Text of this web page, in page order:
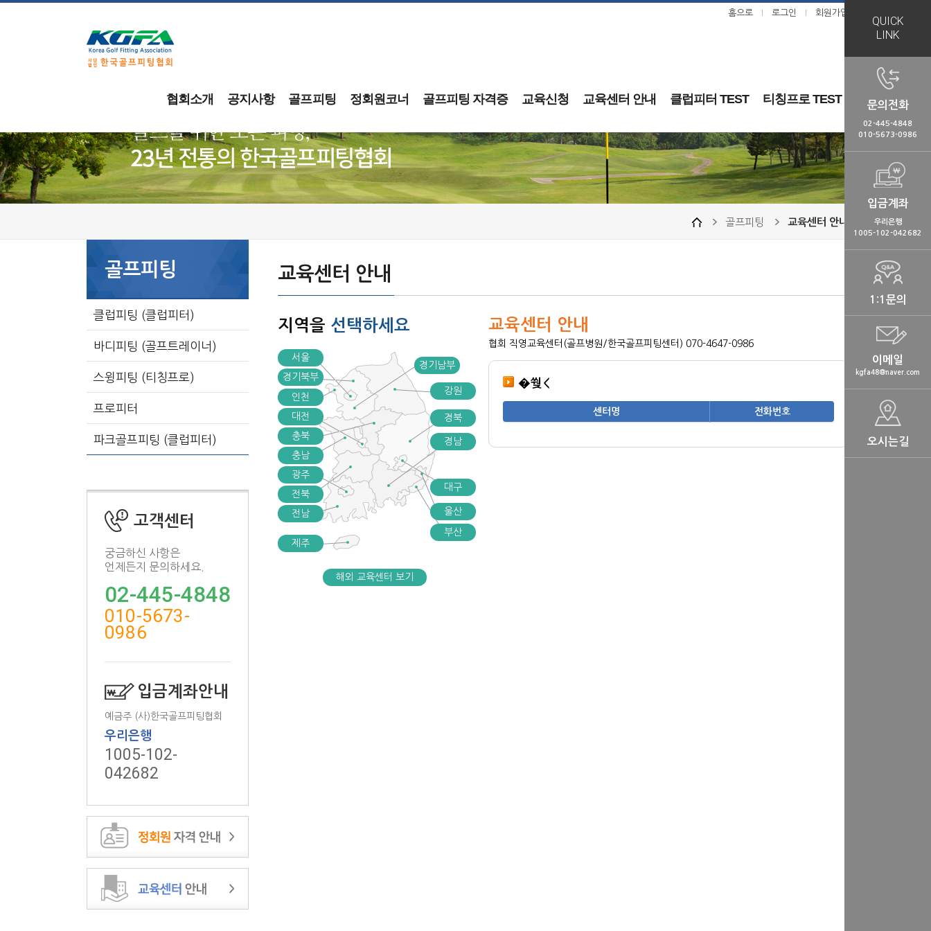
QUICK
LINK
문의전화
02-445-4848
010-5673-0986
입금계좌
우리은행
1005-102-042682
1:1문의
이메일
kgfa48@naver.com
오시는길
홈으로 로그인 회원가입
협회소개 공지사항 골프피팅 정회원코너 골프피팅 자격증 교육신청 교육센터 안내 클럽피터 TEST 티칭프로 TEST
골프피팅 교육센터 안내
골프피팅
클럽피팅 (클럽피터)
바디피팅 (골프트레이너)
스윙피팅 (티칭프로)
프로피터
파크골프피팅 (클럽피터)
고객센터
궁금하신 사항은
언제든지 문의하세요.
02-445-4848
010-5673-
0986
입금계좌안내
예금주 (사)한국골프피팅협회
우리은행
1005-102-
042682
교육센터 안내
지역을 선택하세요
서울
경기북부
인천
대전
충북
충남
광주
전북
전남
제주
경기남부
강원
경북
경남
대구
울산
부산
해외 교육센터 보기
교육센터 안내
협회 직영교육센터(골프병원/한국골프피팅센터) 070-4647-0986
�쒖＜
센터명 전화번호